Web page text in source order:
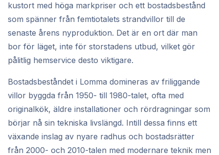
kustort med höga markpriser och ett bostadsbestånd
som spänner från femtiotalets strandvillor till de
senaste årens nyproduktion. Det är en ort där man
bor för läget, inte för storstadens utbud, vilket gör
pålitlig hemservice desto viktigare.
Bostadsbeståndet i Lomma domineras av friliggande
villor byggda från 1950- till 1980-talet, ofta med
originalkök, äldre installationer och rördragningar som
börjar nå sin tekniska livslängd. Intill dessa finns ett
växande inslag av nyare radhus och bostadsrätter
från 2000- och 2010-talen med modernare teknik men